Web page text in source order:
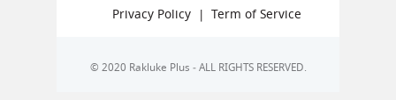
Privacy Policy | Term of Service
© 2020 Rakluke Plus - ALL RIGHTS RESERVED.